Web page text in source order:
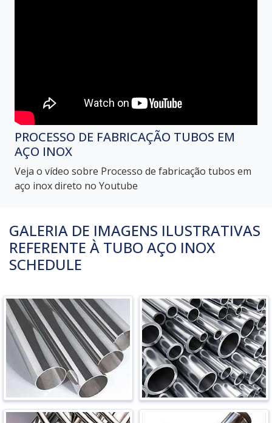
PROCESSO DE FABRICAÇÃO TUBOS EM
AÇO INOX
Veja o vídeo sobre Processo de fabricação tubos em
aço inox direto no Youtube
GALERIA DE IMAGENS ILUSTRATIVAS
REFERENTE À TUBO AÇO INOX
SCHEDULE